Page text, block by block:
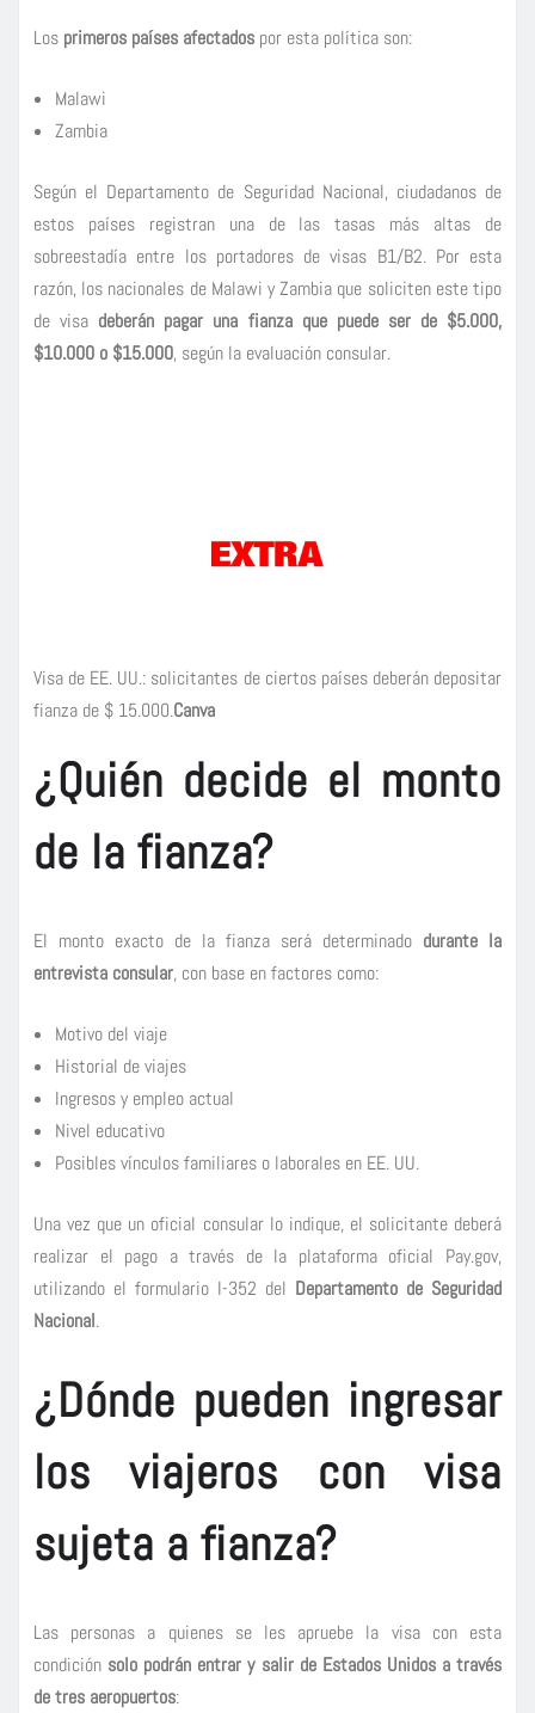
Los primeros países afectados por esta política son:
Malawi
Zambia
Según el Departamento de Seguridad Nacional, ciudadanos de
estos países registran una de las tasas más altas de
sobreestadía entre los portadores de visas B1/B2. Por esta
razón, los nacionales de Malawi y Zambia que soliciten este tipo
de visa deberán pagar una fianza que puede ser de $5.000,
$10.000 o $15.000, según la evaluación consular.
Visa de EE. UU.: solicitantes de ciertos países deberán depositar
fianza de $ 15.000.Canva
¿Quién decide el monto
de la fianza?
El monto exacto de la fianza será determinado durante la
entrevista consular, con base en factores como:
Motivo del viaje
Historial de viajes
Ingresos y empleo actual
Nivel educativo
Posibles vínculos familiares o laborales en EE. UU.
Una vez que un oficial consular lo indique, el solicitante deberá
realizar el pago a través de la plataforma oficial Pay.gov,
utilizando el formulario I-352 del Departamento de Seguridad
Nacional.
¿Dónde pueden ingresar
los viajeros con visa
sujeta a fianza?
Las personas a quienes se les apruebe la visa con esta
condición solo podrán entrar y salir de Estados Unidos a través
de tres aeropuertos: